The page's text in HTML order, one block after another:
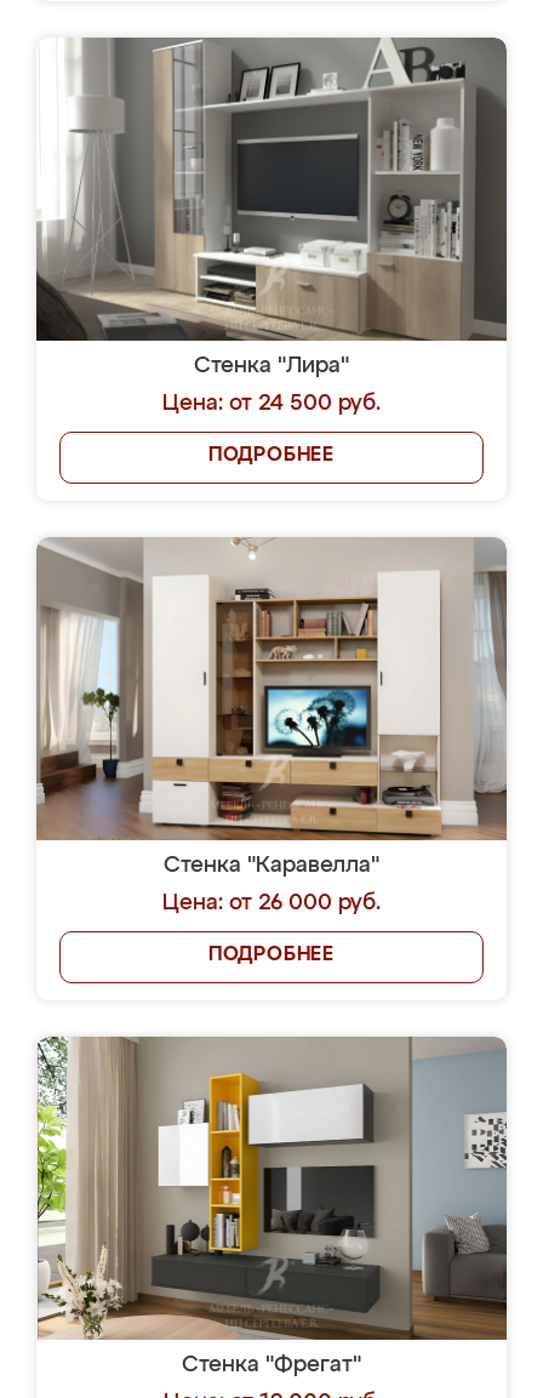
Стенка "Лира"
Цена: от 24 500 руб.
ПОДРОБНЕЕ
Стенка "Каравелла"
Цена: от 26 000 руб.
ПОДРОБНЕЕ
Стенка "Фрегат"